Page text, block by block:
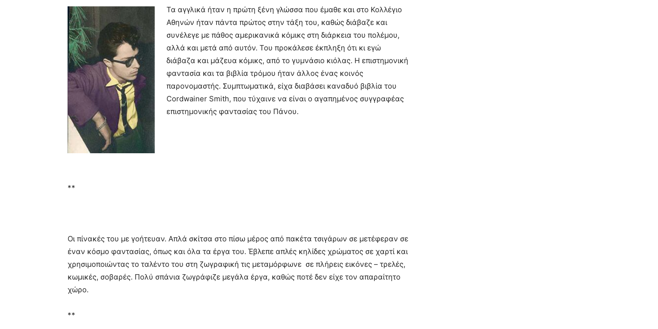
Τα αγγλικά ήταν η πρώτη ξένη γλώσσα που έμαθε και στο Κολλέγιο
Αθηνών ήταν πάντα πρώτος στην τάξη του, καθώς διάβαζε και
συνέλεγε με πάθος αμερικανικά κόμικς στη διάρκεια του πολέμου,
αλλά και μετά από αυτόν. Του προκάλεσε έκπληξη ότι κι εγώ
διάβαζα και μάζευα κόμικς, από το γυμνάσιο κιόλας. Η επιστημονική
φαντασία και τα βιβλία τρόμου ήταν άλλος ένας κοινός
παρονομαστής. Συμπτωματικά, είχα διαβάσει καναδυό βιβλία του
Cordwainer Smith, που τύχαινε να είναι ο αγαπημένος συγγραφέας
επιστημονικής φαντασίας του Πάνου.
**
Οι πίνακές του με γοήτευαν. Απλά σκίτσα στο πίσω μέρος από πακέτα τσιγάρων σε μετέφεραν σε
έναν κόσμο φαντασίας, όπως και όλα τα έργα του. Έβλεπε απλές κηλίδες χρώματος σε χαρτί και
χρησιμοποιώντας το ταλέντο του στη ζωγραφική τις μεταμόρφωνε σε πλήρεις εικόνες – τρελές,
κωμικές, σοβαρές. Πολύ σπάνια ζωγράφιζε μεγάλα έργα, καθώς ποτέ δεν είχε τον απαραίτητο
χώρο.
**